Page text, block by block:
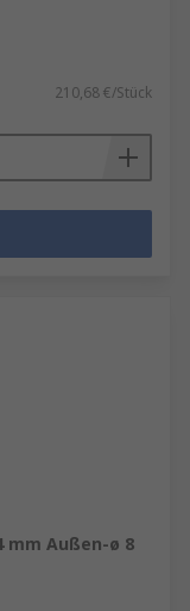
210,68 €/Stück
mm Außen-ø 8